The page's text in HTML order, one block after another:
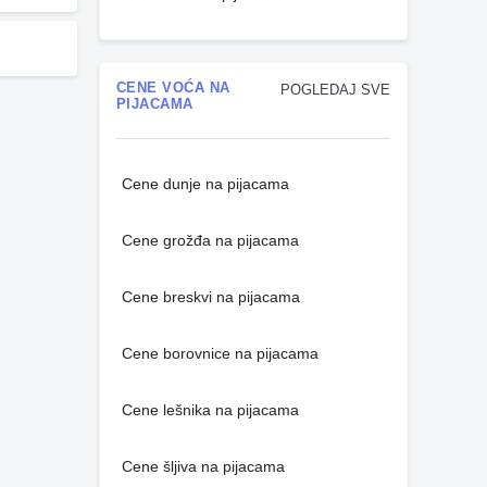
POGLEDAJ SVE
CENE VOĆA NA
PIJACAMA
Cene dunje na pijacama
Cene grožđa na pijacama
Cene breskvi na pijacama
Cene borovnice na pijacama
Cene lešnika na pijacama
Cene šljiva na pijacama